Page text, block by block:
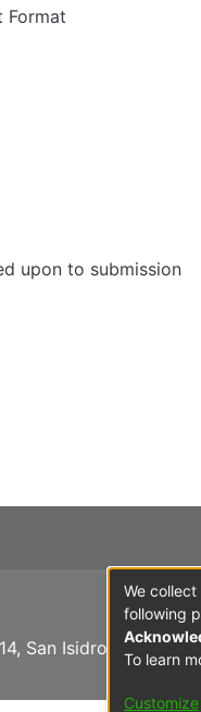
Format
upon to submission
San Isidro - Lima
We
following
To learn
Customize